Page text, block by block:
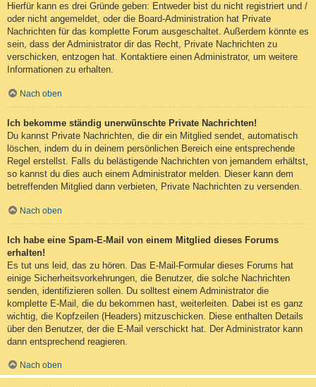
Hierfür kann es drei Gründe geben: Entweder bist du nicht registriert und /
oder nicht angemeldet, oder die Board-Administration hat Private
Nachrichten für das komplette Forum ausgeschaltet. Außerdem könnte es
sein, dass der Administrator dir das Recht, Private Nachrichten zu
verschicken, entzogen hat. Kontaktiere einen Administrator, um weitere
Informationen zu erhalten.
Nach oben
Ich bekomme ständig unerwünschte Private Nachrichten!
Du kannst Private Nachrichten, die dir ein Mitglied sendet, automatisch
löschen, indem du in deinem persönlichen Bereich eine entsprechende
Regel erstellst. Falls du belästigende Nachrichten von jemandem erhältst,
so kannst du dies auch einem Administrator melden. Dieser kann dem
betreffenden Mitglied dann verbieten, Private Nachrichten zu versenden.
Nach oben
Ich habe eine Spam-E-Mail von einem Mitglied dieses Forums
erhalten!
Es tut uns leid, das zu hören. Das E-Mail-Formular dieses Forums hat
einige Sicherheitsvorkehrungen, die Benutzer, die solche Nachrichten
senden, identifizieren sollen. Du solltest einem Administrator die
komplette E-Mail, die du bekommen hast, weiterleiten. Dabei ist es ganz
wichtig, die Kopfzeilen (Headers) mitzuschicken. Diese enthalten Details
über den Benutzer, der die E-Mail verschickt hat. Der Administrator kann
dann entsprechend reagieren.
Nach oben